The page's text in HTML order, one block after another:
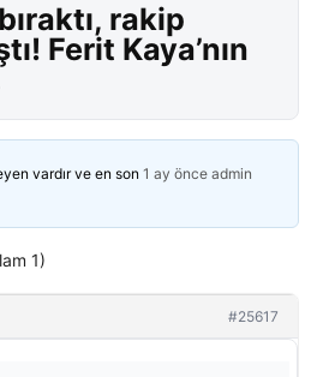
rakip
Ferit Kaya’nın
vardır ve en son 1 ay önce admin
1)
#25617